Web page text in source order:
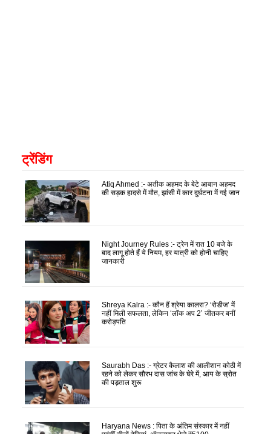
ट्रेंडिंग
Atiq Ahmed :- अतीक अहमद के बेटे आबान अहमद
की सड़क हादसे में मौत, झांसी में कार दुर्घटना में गई जान
Night Journey Rules :- ट्रेन में रात 10 बजे के
बाद लागू होते हैं ये नियम, हर यात्री को होनी चाहिए
जानकारी
Shreya Kalra :- कौन हैं श्रेया कालरा? ‘रोडीज’ में
नहीं मिली सफलता, लेकिन ‘लॉक अप 2’ जीतकर बनीं
करोड़पति
Saurabh Das :- ग्रेटर कैलाश की आलीशान कोठी में
रहने को लेकर सौरभ दास जांच के घेरे में, आय के स्रोत
की पड़ताल शुरू
Haryana News : पिता के अंतिम संस्कार में नहीं